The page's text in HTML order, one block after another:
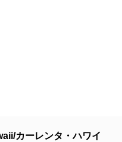
カーレンタ・ハワイ